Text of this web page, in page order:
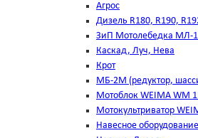
Агрос
Дизель R180, R190,
ЗиП Мотолебедка МЛ-
Каскад, Луч, Нева
Крот
МБ-2М (редуктор,
Мотоблок WEIMA WM
Мотокультриватор
Навесное